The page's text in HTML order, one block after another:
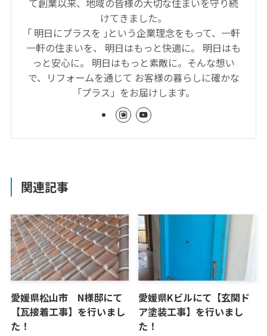
けてきました。
｢ 明日にプラスを ｣という企業理念をもって、一軒
一軒の住まいを、 明日はもっと快適に。 明日はも
っと安心に。 明日はもっと素敵に。そんな想い
で、リフォームを通じて お客様の暮らしに確かな
「プラス」をお届けします。
関連記事
愛媛県松山市 N様邸にて
【瓦接着工事】を行いまし
た！
愛媛県Kビルにて【玄関ド
ア塗装工事】を行いまし
た！